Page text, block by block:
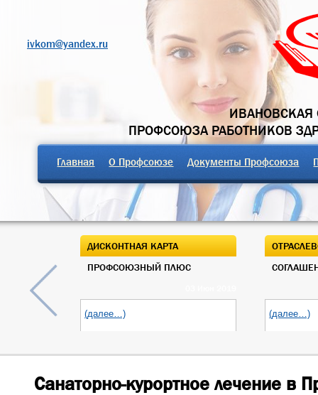
ivkom@yandex.ru
ИВАНОВСКАЯ
ПРОФСОЮЗА РАБОТНИКОВ
Главная О Профсоюзе Документы Профсоюза
ДИСКОНТНАЯ КАРТА
ПРОФСОЮЗНЫЙ ПЛЮС
(далее…) (далее…)
Санаторно-курортное лечение в